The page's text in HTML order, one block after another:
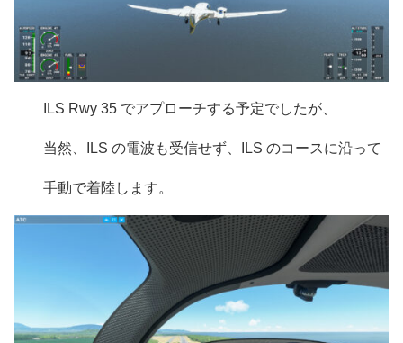
ILS Rwy 35 でアプローチする予定でしたが、
当然、ILS の電波も受信せず、ILS のコースに沿って
手動で着陸します。